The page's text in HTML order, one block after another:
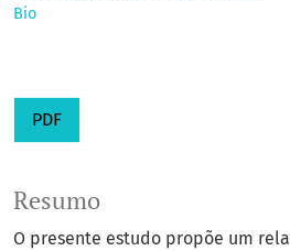
Bio
PDF
Resumo
O presente estudo propõe um